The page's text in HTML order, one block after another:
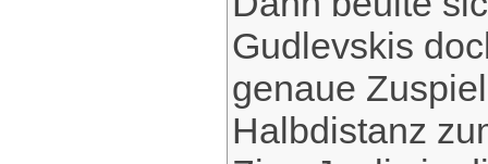
Gudlevskis
genaue
Halbdistanz